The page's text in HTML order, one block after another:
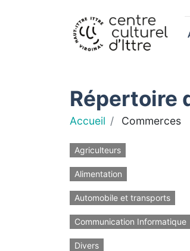
Répertoire
Accueil Commerces
Agriculteurs
Alimentation
Automobile et transports
Communication Informatique
Divers